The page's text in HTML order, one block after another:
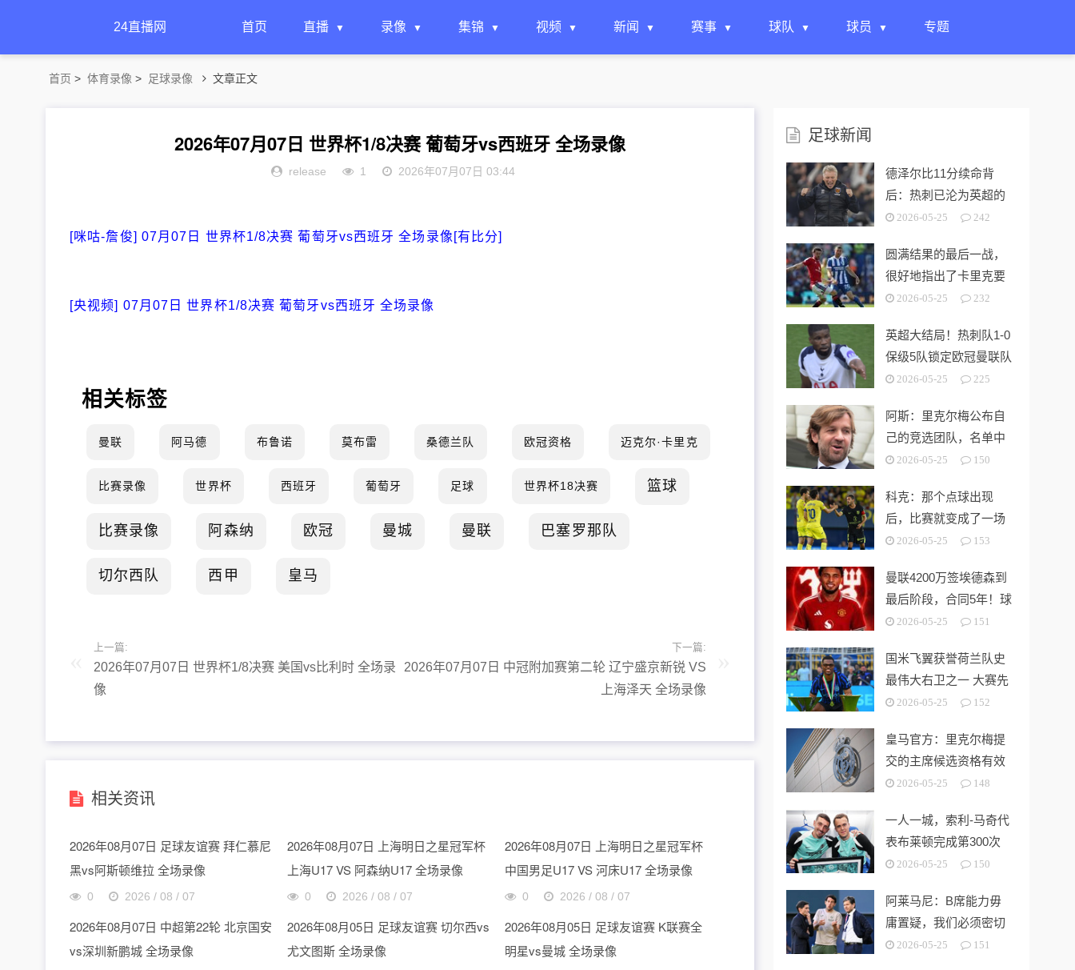
24直播网 首页 直播 录像 集锦 视频 新闻 赛事 球队 球员 专题
首页 > 体育录像 > 足球录像 文章正文
2026年07月07日 世界杯1/8决赛 葡萄牙vs西班牙 全场录像
release 1 2026年07月07日 03:44
[咪咕-詹俊] 07月07日 世界杯1/8决赛 葡萄牙vs西班牙 全场录像[有比分]
[央视频] 07月07日 世界杯1/8决赛 葡萄牙vs西班牙 全场录像
相关标签
曼联 阿马德 布鲁诺 莫布雷 桑德兰队 欧冠资格 迈克尔·卡里克
比赛录像 世界杯 西班牙 葡萄牙 足球 世界杯18决赛 篮球
比赛录像 阿森纳 欧冠 曼城 曼联 巴塞罗那队
切尔西队 西甲 皇马
上一篇:
2026年07月07日 世界杯1/8决赛 美国vs比利时 全场录
像
下一篇:
2026年07月07日 中冠附加赛第二轮 辽宁盛京新锐 VS
上海泽天 全场录像
相关资讯
2026年08月07日 足球友谊赛 拜仁慕尼
黑vs阿斯顿维拉 全场录像
0 2026 / 08 / 07
2026年08月07日 上海明日之星冠军杯
上海U17 VS 阿森纳U17 全场录像
0 2026 / 08 / 07
2026年08月07日 上海明日之星冠军杯
中国男足U17 VS 河床U17 全场录像
0 2026 / 08 / 07
2026年08月07日 中超第22轮 北京国安
vs深圳新鹏城 全场录像
2026年08月05日 足球友谊赛 切尔西vs
尤文图斯 全场录像
2026年08月05日 足球友谊赛 K联赛全
明星vs曼城 全场录像
足球新闻
德泽尔比11分续命背
后：热刺已沦为英超的
“系统性风险样本”！
2026-05-25 242
圆满结果的最后一战，
很好地指出了卡里克要
解决的终极问题
2026-05-25 232
英超大结局！热刺队1-0
保级5队锁定欧冠曼联队
第3切尔西无缘欧战
2026-05-25 225
阿斯：里克尔梅公布自
己的竞选团队，名单中
包括多名企业家
2026-05-25 150
科克：那个点球出现
后，比赛就变成了一场
灾难
2026-05-25 153
曼联4200万签埃德森到
最后阶段，合同5年！球
员拒绝别队只等红魔
2026-05-25 151
国米飞翼获誉荷兰队史
最伟大右卫之一 大赛先
生能否比肩巴萨传奇
2026-05-25 152
皇马官方：里克尔梅提
交的主席候选资格有效
2026-05-25 148
一人一城，索利-马奇代
表布莱顿完成第300次
出场
2026-05-25 150
阿莱马尼：B席能力毋
庸置疑，我们必须密切
关注今夏市场动向
2026-05-25 151